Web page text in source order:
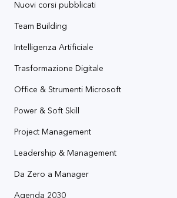
Nuovi corsi pubblicati
Team Building
Intelligenza Artificiale
Trasformazione Digitale
Office & Strumenti Microsoft
Power & Soft Skill
Project Management
Leadership & Management
Da Zero a Manager
Agenda 2030